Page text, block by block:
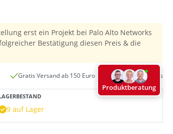
erst ein Projekt bei Palo Alto Networks
Bestätigung diesen Preis & die
Gratis Versand ab 150 Euro innerhalb Deutschlands
9 auf Lager
Produktberatung